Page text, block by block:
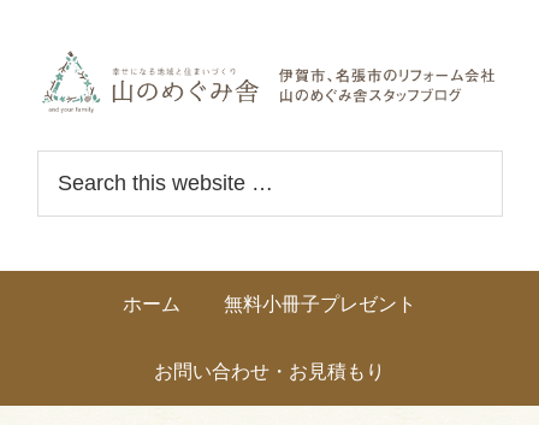
primary
content
primary
Header
Right
r
h
ホーム 無料小冊子プレゼント
お問い合わせ・お見積もり